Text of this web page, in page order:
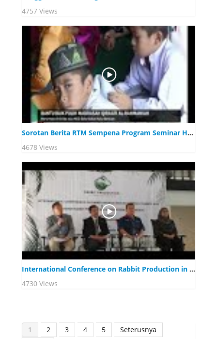
4757 Views
Sorotan Berita RTM Sempena Program Seminar Halal pada 1 Ogos 2019, Port Dickson Negeri Sembilan
4678 Views
International Conference on Rabbit Production in Tropical Climate 2019
4730 Views
1 2 3 4 5
Seterusnya